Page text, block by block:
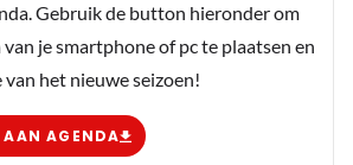
berichten van de Italiaanse pers lezen
je zulke, overduidelijke ongefundeerde
plaatst. Als ik zo de Italiaanse pers
ook door dat de FIA Hamilton een hand
Gebruik de button hieronder om
van je smartphone of pc te plaatsen en
van het nieuwe seizoen!
AAN AGENDA